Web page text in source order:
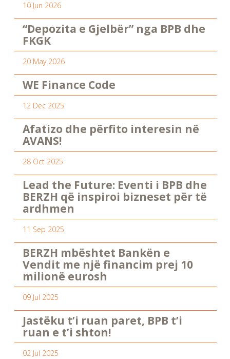
10 Jun 2026
“Depozita e Gjelbër” nga BPB dhe
FKGK
20 May 2026
WE Finance Code
12 Dec 2025
Afatizo dhe përfito interesin në
AVANS!
28 Oct 2025
Lead the Future: Eventi i BPB dhe
BERZH që inspiroi bizneset për të
ardhmen
11 Sep 2025
BERZH mbështet Bankën e
Vendit me një financim prej 10
milionë eurosh
09 Jul 2025
Jastëku t’i ruan paret, BPB t’i
ruan e t’i shton!
02 Jul 2025